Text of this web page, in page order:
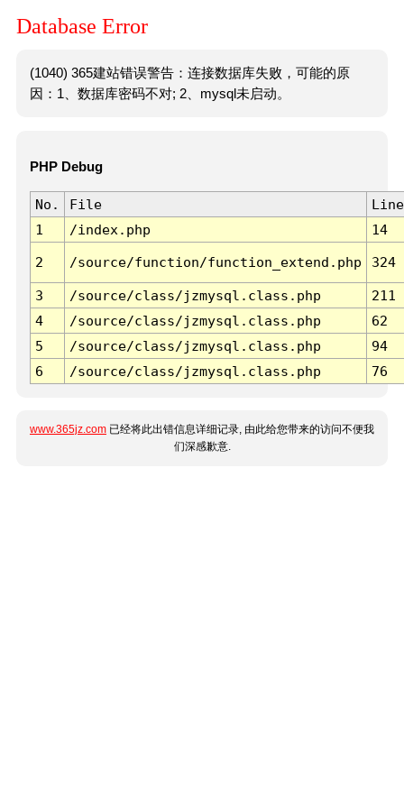
Database Error
(1040) 365建站错误警告：连接数据库失败，可能的原
因：1、数据库密码不对; 2、mysql未启动。
PHP Debug
No. File
Line
1
/index.php 14
2 /source/function/function_extend.php 324
3 /source/class/jzmysql.class.php
211
4
/source/class/jzmysql.class.php
62
5
/source/class/jzmysql.class.php
94
6
/source/class/jzmysql.class.php 76
www.365jz.com 已经将此出错信息详细记录, 由此给您带来的访问不便我
们深感歉意.